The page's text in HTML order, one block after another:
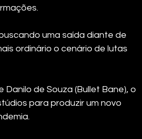
uma saída diante de
ordinário o cenário de lutas
de Souza (Bullet Bane), o
para produzir um novo